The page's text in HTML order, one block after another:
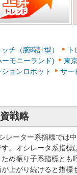
チ（腕時計型）
モニーランド)
東
ョンロボット サー
戦略
レーター系指標では
。オシレータ系指
め振り子系指標とも
上がり続けると指